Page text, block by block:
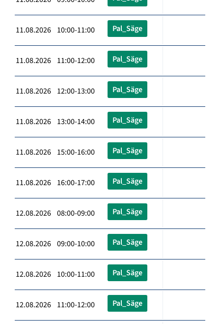
11.08.2026 10:00-11:00 Pal_Säge
11.08.2026 11:00-12:00 Pal_Säge
11.08.2026 12:00-13:00 Pal_Säge
11.08.2026 13:00-14:00 Pal_Säge
11.08.2026 15:00-16:00 Pal_Säge
11.08.2026 16:00-17:00 Pal_Säge
12.08.2026 08:00-09:00 Pal_Säge
12.08.2026 09:00-10:00 Pal_Säge
12.08.2026 10:00-11:00 Pal_Säge
12.08.2026 11:00-12:00 Pal_Säge